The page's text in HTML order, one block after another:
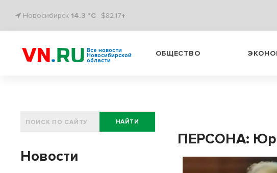
Новосибирск 14.3 °C $82.17↑
Все новости
Новосибирской
области
ОБЩЕСТВО
ПЕРСОНА:
НАЙТИ
Новости